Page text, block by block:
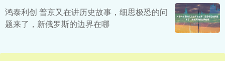
鸿泰利创 普京又在讲历史故事，细思极恐的问
题来了，新俄罗斯的边界在哪